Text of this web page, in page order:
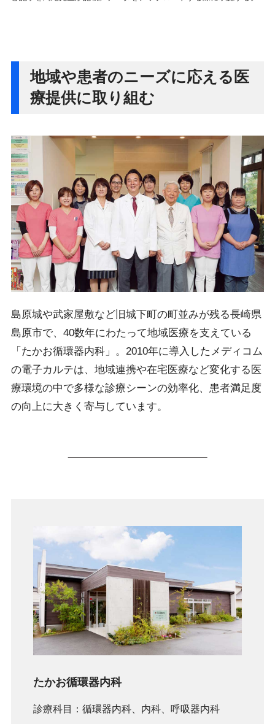
地域や患者のニーズに応える医
療提供に取り組む
島原城や武家屋敷など旧城下町の町並みが残る長崎県
島原市で、40数年にわたって地域医療を支えている
「たかお循環器内科」。2010年に導入したメディコム
の電子カルテは、地域連携や在宅医療など変化する医
療環境の中で多様な診療シーンの効率化、患者満足度
の向上に大きく寄与しています。
たかお循環器内科
診療科目：循環器内科、内科、呼吸器内科